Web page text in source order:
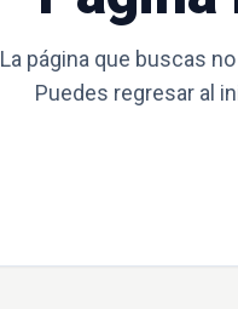
La página que buscas
Puedes regresar al